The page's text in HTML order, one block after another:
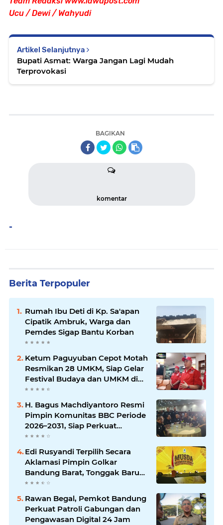
Ucu / Dewi / Wahyudi
Artikel Selanjutnya
Bupati Asmat: Warga Jangan Lagi Mudah
Terprovokasi
BAGIKAN
komentar
-
Berita Terpopuler
Rumah Ibu Deti di Kp. Sa'apan
Cipatik Ambruk, Warga dan
Pemdes Sigap Bantu Korban
Ketum Paguyuban Cepot Motah
Resmikan 28 UMKM, Siap Gelar
Festival Budaya dan UMKM di
Jalan Braga
H. Bagus Machdiyantoro Resmi
Pimpin Komunitas BBC Periode
2026–2031, Siap Perkuat
Solidaritas dan Hadirkan
Program Nyata untuk
Masyarakat
Edi Rusyandi Terpilih Secara
Aklamasi Pimpin Golkar
Bandung Barat, Tonggak Baru
Kepemimpinan Harmonis
"Turun Ranjang"
Rawan Begal, Pemkot Bandung
Perkuat Patroli Gabungan dan
Pengawasan Digital 24 Jam